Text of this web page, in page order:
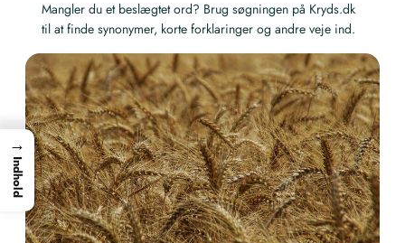
Mangler du et beslægtet ord? Brug søgningen på Kryds.dk
til at finde synonymer, korte forklaringer og andre veje ind.
→
Indhold